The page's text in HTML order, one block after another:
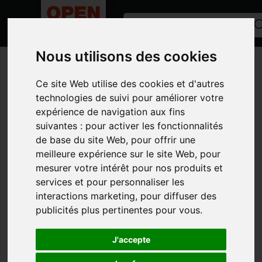
Nous utilisons des cookies
Ce site Web utilise des cookies et d'autres
technologies de suivi pour améliorer votre
expérience de navigation aux fins
suivantes : pour activer les fonctionnalités
de base du site Web, pour offrir une
meilleure expérience sur le site Web, pour
mesurer votre intérêt pour nos produits et
services et pour personnaliser les
interactions marketing, pour diffuser des
publicités plus pertinentes pour vous.
J'accepte
ACCUEIL/ANNONCES/VÉHICULES/ AUTRES VÉHICULES
Toutes les catégories
CATÉGORIES
MARQUES
MODÈLE
TYPE D'ANNONCE
PHOTOS